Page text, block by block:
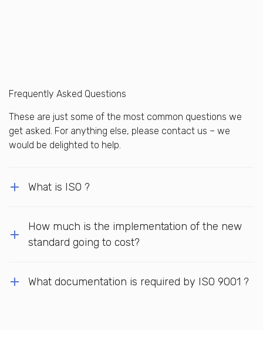
Frequently Asked Questions
These are just some of the most common questions we
get asked. For anything else, please contact us – we
would be delighted to help.
What is ISO ?
How much is the implementation of the new
standard going to cost?
What documentation is required by ISO 9001 ?